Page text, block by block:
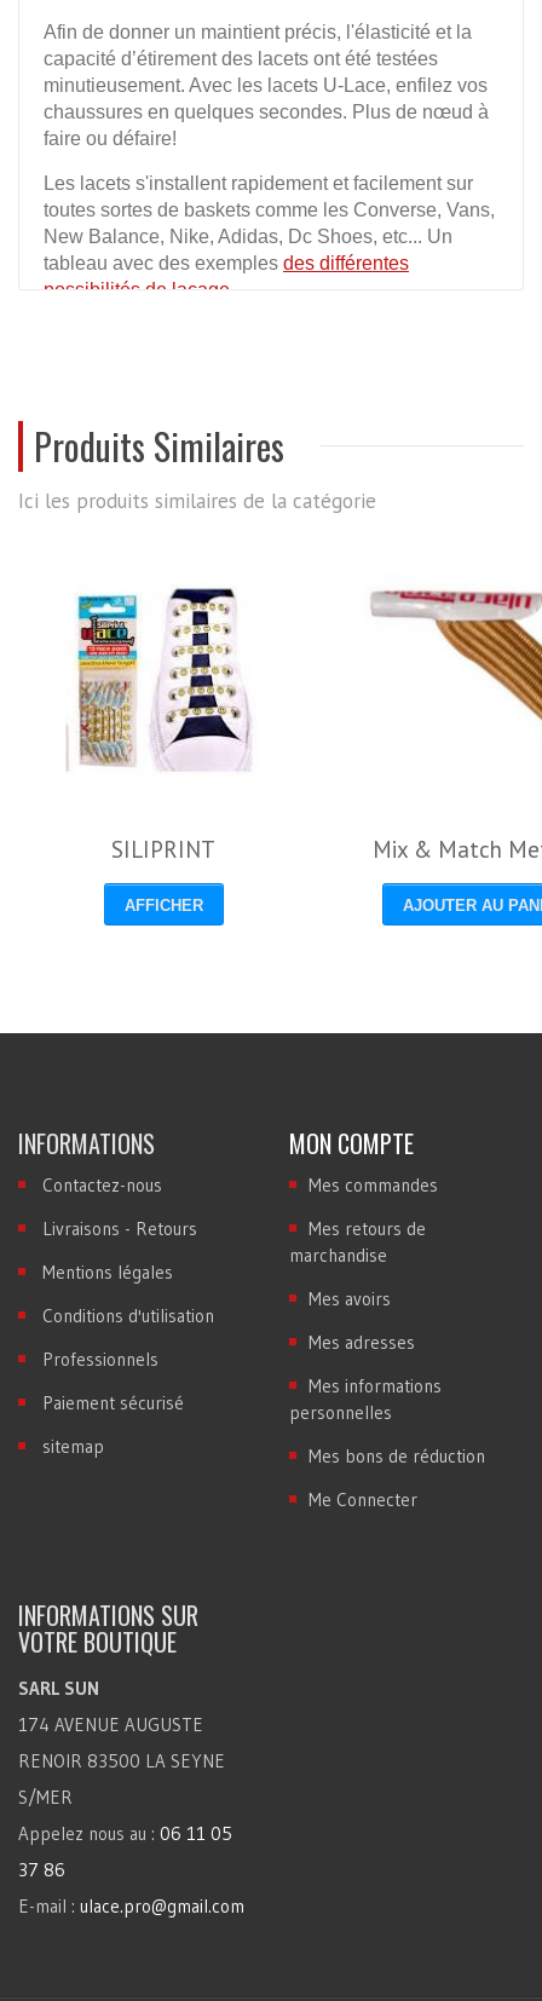
Afin de donner un maintient précis, l'élasticité et la
capacité d’étirement des lacets ont été testées
minutieusement. Avec les lacets U-Lace, enfilez vos
chaussures en quelques secondes. Plus de nœud à
faire ou défaire!
Les lacets s'installent rapidement et facilement sur
toutes sortes de baskets comme les Converse, Vans,
New Balance, Nike, Adidas, Dc Shoes, etc... Un
tableau avec des exemples des différentes
possibilités de laçage
Produits Similaires
Ici les produits similaires de la catégorie
SILIPRINT
AFFICHER
Mix & Match
AJOUTER AU
INFORMATIONS
Contactez-nous
Livraisons - Retours
Mentions légales
Conditions d'utilisation
Professionnels
Paiement sécurisé
sitemap
MON COMPTE
Mes commandes
Mes retours de
marchandise
Mes avoirs
Mes adresses
Mes informations
personnelles
Mes bons de réduction
Me Connecter
INFORMATIONS SUR
VOTRE BOUTIQUE
SARL SUN
174 AVENUE AUGUSTE
RENOIR 83500 LA SEYNE
S/MER
Appelez nous au : 06 11 05
37 86
E-mail : ulace.pro@gmail.com